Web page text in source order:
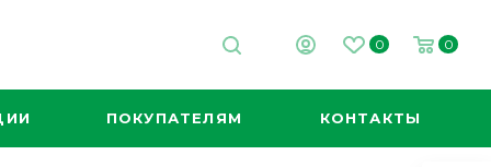
0 0
ПОКУПАТЕЛЯМ КОНТАКТЫ